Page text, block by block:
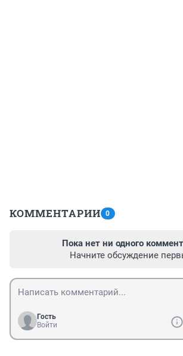
КОММЕНТАРИИ 0
Пока нет ни одного
Начните обсуждение
Гость
Войти